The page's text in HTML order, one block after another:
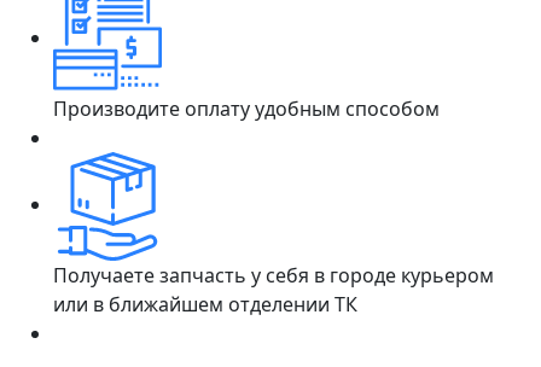
Производите оплату удобным способом
Получаете запчасть у себя в городе курьером
или в ближайшем отделении ТК